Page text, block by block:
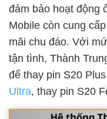
đảm bảo hoạt động
Mobile còn cung
mãi chu đáo. Với
tận tình, Thành
để thay pin S20
Ultra, thay pin S20